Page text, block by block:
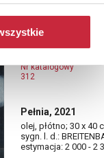
Łukasz
1988)
Nr katalogowy
312
Pełnia, 2021
olej, płótno; 30 x 40
sygn. l. d.:
estymacja: 2 000 - 2